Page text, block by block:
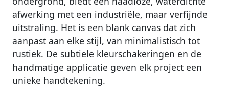
afwerking met een industriële, maar verfijnde
uitstraling. Het is een blank canvas dat zich
aanpast aan elke stijl, van minimalistisch tot
rustiek. De subtiele kleurschakeringen en de
handmatige applicatie geven elk project een
unieke handtekening.